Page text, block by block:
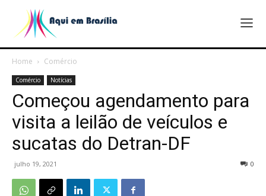
Home Comércio
Comércio Notícias
Começou agendamento para
visita a leilão de veículos e
sucatas do Detran-DF
julho 19, 2021 0